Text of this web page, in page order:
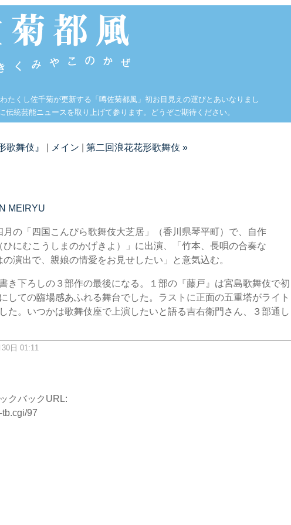
たくし佐千菊が更新する「噂佐菊都風」初お目見えの運びとあいなりまし
伝統芸能ニュースを取り上げて参ります。どうぞご期待ください。
歌舞伎』 メイン
第二回浪花花形歌舞伎 »
MEIRYU
月の「四国こんぴら歌舞伎大芝居」（香川県琴平町）で、自作
ひにむこうしまのかげきよ）」に出演、「竹本、長唄の合奏な
演出で、親娘の情愛をお見せしたい」と意気込む。
き下ろしの３部作の最後になる。１部の『藤戸』は宮島歌舞伎で初
しての臨場感あふれる舞台でした。ラストに正面の五重塔がライト
た。いつかは歌舞伎座で上演したいと語る吉右衛門さん、３部通し
日 01:11
クバックURL:
tb.cgi/97